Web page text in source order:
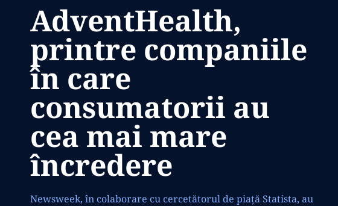
AdventHealth,
printre companiile
în care
consumatorii au
cea mai mare
încredere
Newsweek, în colaborare cu cercetătorul de piață Statista, au